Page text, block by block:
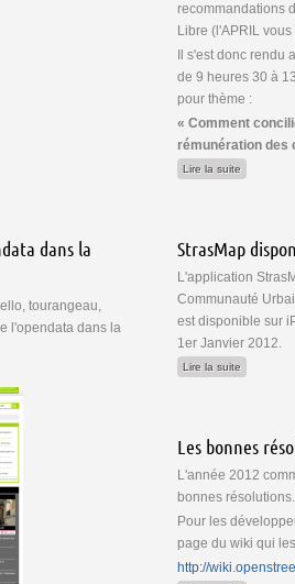
recommandations
Libre (l'APRIL
Il s'est donc rendu
de 9 heures 30 à
pour thème :
« Comment
rémunération des
Lire la suite
dans la
tourangeau,
l'opendata dans la
StrasMap
L'application
Communauté
est disponible sur
1er Janvier 2012.
Lire la suite de
Les bonnes
L'année 2012
bonnes résolutions.
Pour les
page du wiki qui
http://